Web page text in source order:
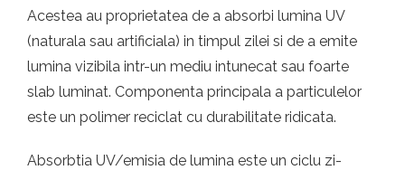
Acestea au proprietatea de a absorbi lumina UV
(naturala sau artificiala) in timpul zilei si de a emite
lumina vizibila intr-un mediu intunecat sau foarte
slab luminat. Componenta principala a particulelor
este un polimer reciclat cu durabilitate ridicata.
Absorbtia UV/emisia de lumina este un ciclu zi-